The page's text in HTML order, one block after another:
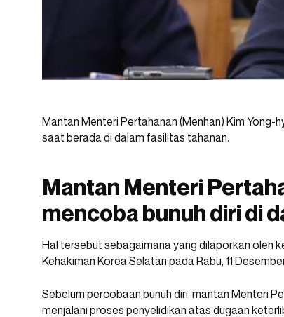
Mantan Menteri Pertahanan (Menhan) Kim Yong-
saat berada di dalam fasilitas tahanan.
Mantan Menteri
mencoba bunuh diri di
Hal tersebut sebagaimana yang dilaporkan oleh
Kehakiman Korea Selatan pada Rabu, 11
Sebelum percobaan bunuh diri, mantan Menteri
menjalani proses penyelidikan atas dugaan